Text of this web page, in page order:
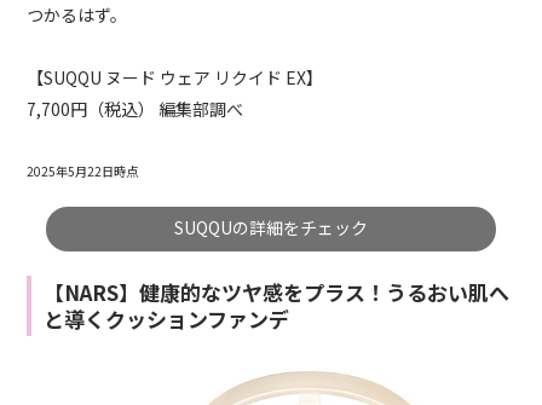
つかるはず。
【SUQQU ヌード ウェア リクイド EX】
7,700円（税込） 編集部調べ
2025年5月22日時点
SUQQUの詳細をチェック
【NARS】健康的なツヤ感をプラス！うるおい肌へ
と導くクッションファンデ